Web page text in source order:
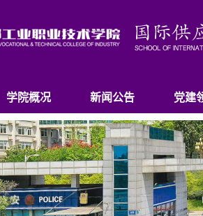
学院概况 新闻公告 党建